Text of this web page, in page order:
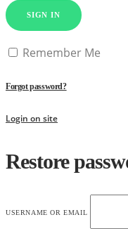
SIGN IN
Remember Me
Forgot password?
Login on site
Restore
USERNAME OR EMAIL